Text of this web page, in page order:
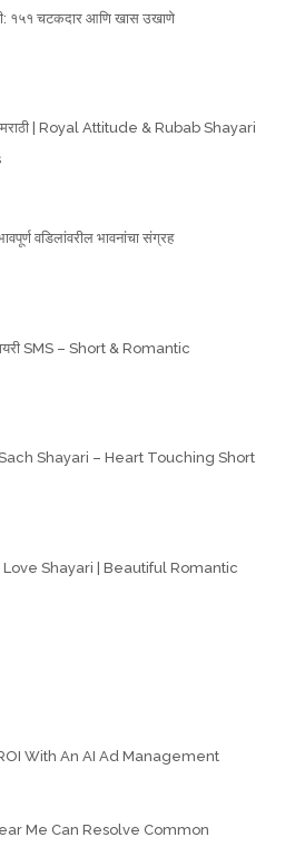
१५१ चटकदार आणि खास उखाणे
मराठी | Royal Attitude & Rubab Shayari
वडिलांवरील भावनांचा संग्रह
SMS – Short & Romantic
Shayari – Heart Touching Short
Love Shayari | Beautiful Romantic
With An AI Ad Management
Me Can Resolve Common